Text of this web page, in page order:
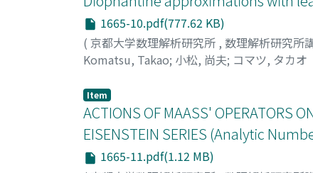
1665-10.pdf(777.62 KB)
( 京都大学数理解析研究所 , 数理解析研究所
Komatsu, Takao; 小松, 尚夫; コマツ, タカオ
Item
ACTIONS OF MAASS' OPERATORS
EISENSTEIN SERIES (Analytic
1665-11.pdf(1.12 MB)